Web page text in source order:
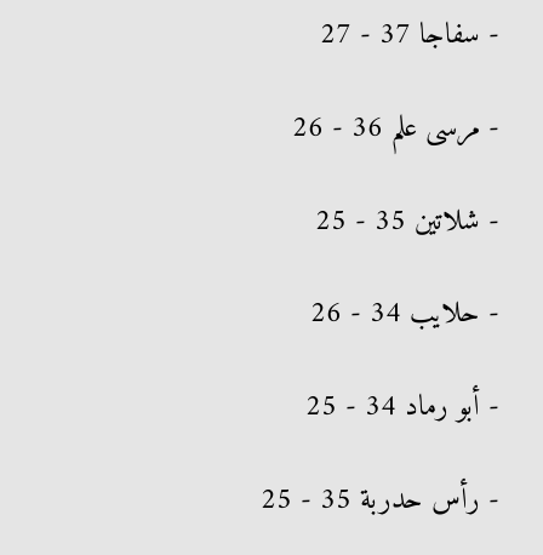
- سفاجا 37 - 27
- مرسى علم 36 - 26
- شلاتين 35 - 25
- حلايب 34 - 26
- أبو رماد 34 - 25
- رأس حدربة 35 - 25